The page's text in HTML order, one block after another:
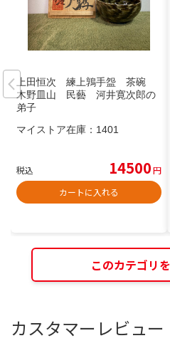
上田恒次 練上鶉手盌 茶碗
木野皿山 民藝 河井寛次郎の
弟子
マイストア在庫： 1401
税込 14500円
カートに入れる
このカテゴリ
カスタマーレビュー